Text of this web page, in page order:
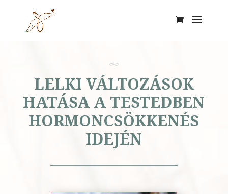
LELKI VÁLTOZÁSOK
HATÁSA A TESTEDBEN
HORMONCSÖKKENÉS
IDEJÉN